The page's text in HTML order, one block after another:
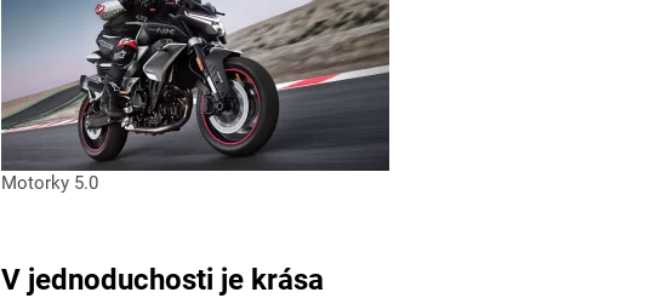
Motorky 5.0
V jednoduchosti je krása